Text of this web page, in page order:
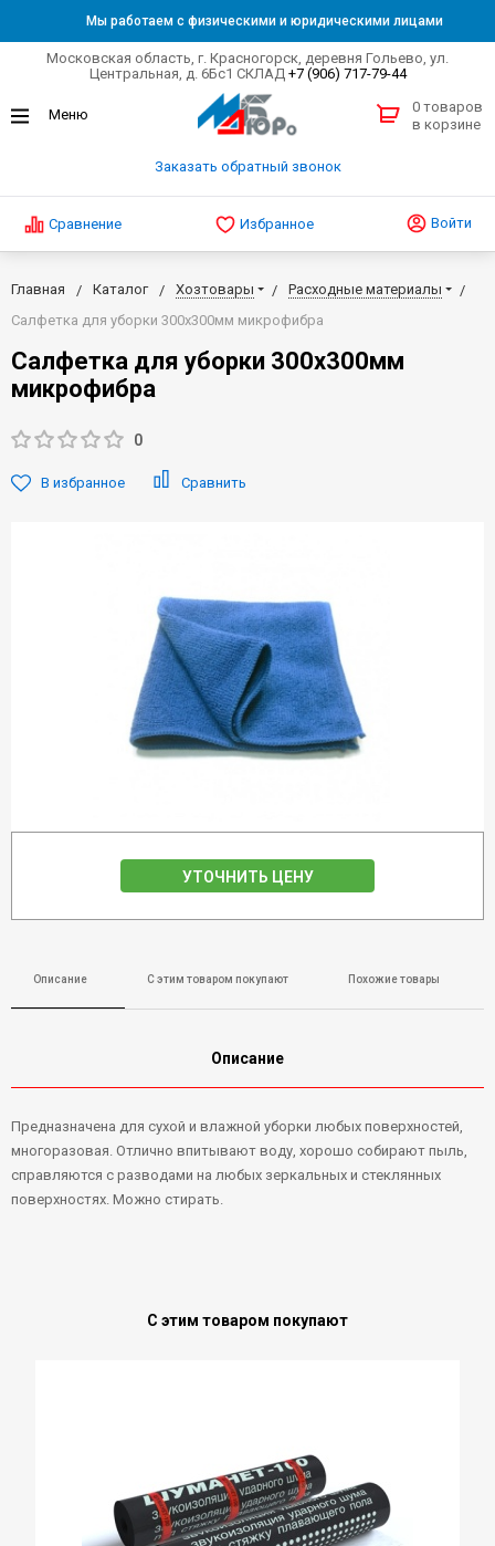
Мы работаем с физическими и юридическими лицами
Московская область, г. Красногорск, деревня Гольево, ул.
Центральная, д. 6Бс1 СКЛАД +7 (906) 717-79-44
Заказать обратный звонок
0 товаров
в корзине
Сравнение Избранное Войти
Главная Каталог Хозтовары
Расходные материалы
Салфетка для уборки 300х300мм микрофибра
Салфетка для уборки 300х300мм
микрофибра
0
В избранное Сравнить
УТОЧНИТЬ ЦЕНУ
Описание С этим товаром покупают Похожие товары
Описание
Предназначена для сухой и влажной уборки любых поверхностей,
многоразовая. Отлично впитывают воду, хорошо собирают пыль,
справляются с разводами на любых зеркальных и стеклянных
поверхностях. Можно стирать.
С этим товаром покупают